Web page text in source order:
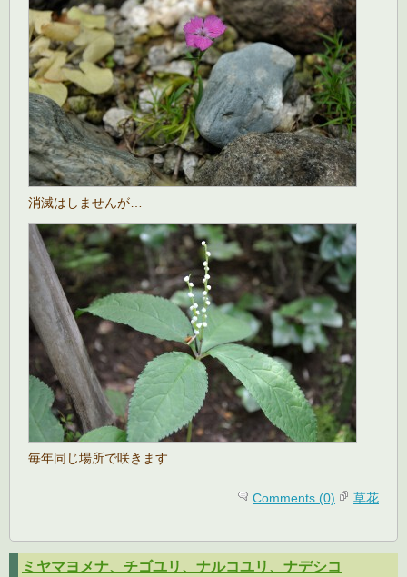
消滅はしませんが…
毎年同じ場所で咲きます
Comments (0) 草花
ミヤマヨメナ、チゴユリ、ナルコユリ、ナデシコ